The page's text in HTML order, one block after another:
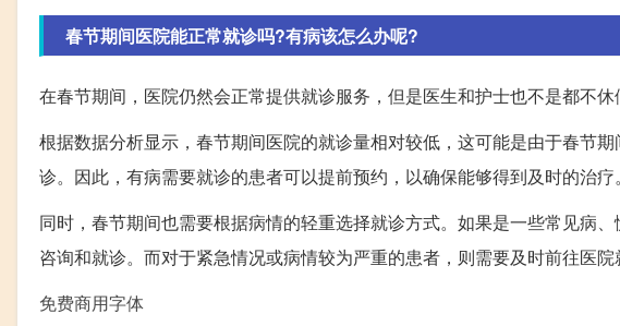
春节期间医院能正常就诊吗?有病该怎么办呢?
在春节期间，医院仍然会正常提供就诊服务，但是医生和护士也不是都不休
根据数据分析显示，春节期间医院的就诊量相对较低，这可能是由于春节
诊。因此，有病需要就诊的患者可以提前预约，以确保能够得到及时的治疗。
同时，春节期间也需要根据病情的轻重选择就诊方式。如果是一些常见病
咨询和就诊。而对于紧急情况或病情较为严重的患者，则需要及时前往医院
免费商用字体